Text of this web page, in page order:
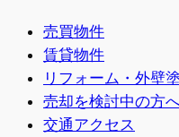
売買物件
賃貸物件
リフォーム・外壁
売却を検討中の方
交通アクセス